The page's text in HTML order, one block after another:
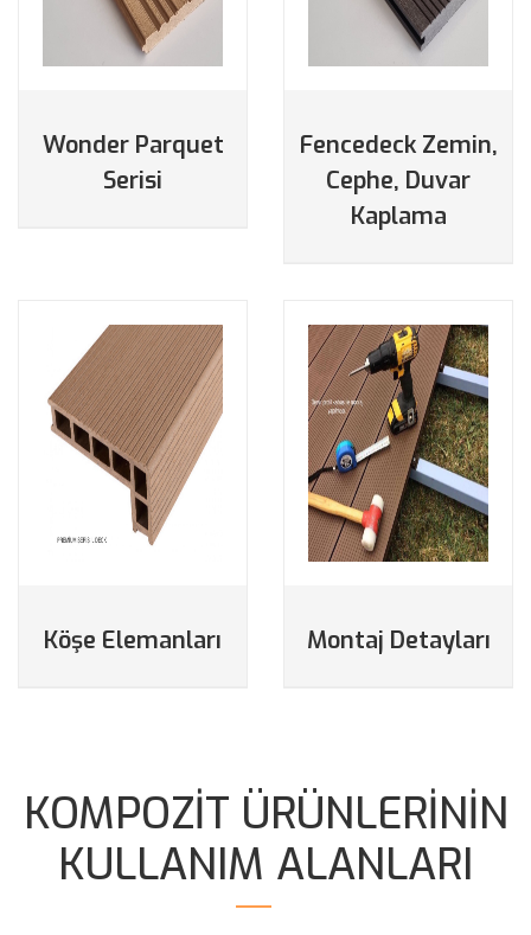
Wonder Parquet
Serisi
Fencedeck Zemin,
Cephe, Duvar
Kaplama
DETAYLAR
Köşe Elemanları
DETAYLAR
Montaj Detayları
KOMPOZİT ÜRÜNLERİNİN
KULLANIM ALANLARI